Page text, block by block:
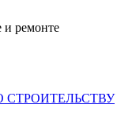
и ремонте
СТРОИТЕЛЬСТВУ